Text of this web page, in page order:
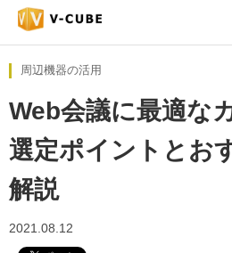
周辺機器の活用
Web会議に最適な
選定ポイントとお
解説
2021.08.12